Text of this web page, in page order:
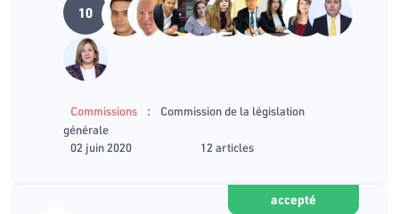
10
Commissions :
Commission de la législation
générale
02 juin 2020
12 articles
accepté